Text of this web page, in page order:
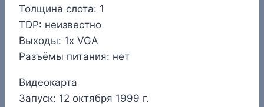
Толщина слота: 1
TDP: неизвестно
Выходы: 1x VGA
Разъёмы питания: нет
Видеокарта
Запуск: 12 октября 1999 г.